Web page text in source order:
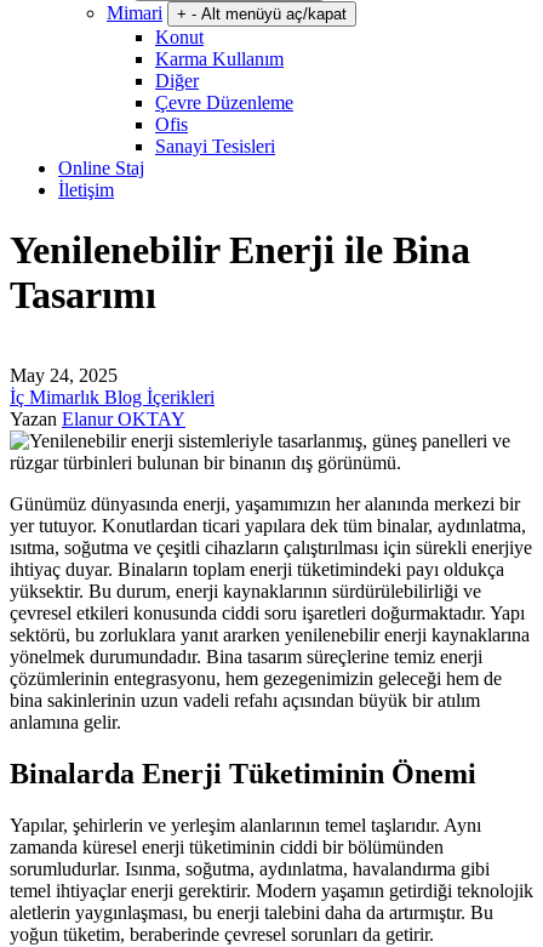
Mimari + - Alt menüyü aç/kapat
Konut
Karma Kullanım
Diğer
Çevre Düzenleme
Ofis
Sanayi Tesisleri
Online Staj
İletişim
Yenilenebilir Enerji ile Bina
Tasarımı
May 24, 2025
İç Mimarlık Blog İçerikleri
Yazan Elanur OKTAY
Günümüz dünyasında enerji, yaşamımızın her alanında merkezi bir
yer tutuyor. Konutlardan ticari yapılara dek tüm binalar, aydınlatma,
ısıtma, soğutma ve çeşitli cihazların çalıştırılması için sürekli enerjiye
ihtiyaç duyar. Binaların toplam enerji tüketimindeki payı oldukça
yüksektir. Bu durum, enerji kaynaklarının sürdürülebilirliği ve
çevresel etkileri konusunda ciddi soru işaretleri doğurmaktadır. Yapı
sektörü, bu zorluklara yanıt ararken yenilenebilir enerji kaynaklarına
yönelmek durumundadır. Bina tasarım süreçlerine temiz enerji
çözümlerinin entegrasyonu, hem gezegenimizin geleceği hem de
bina sakinlerinin uzun vadeli refahı açısından büyük bir atılım
anlamına gelir.
Binalarda Enerji Tüketiminin Önemi
Yapılar, şehirlerin ve yerleşim alanlarının temel taşlarıdır. Aynı
zamanda küresel enerji tüketiminin ciddi bir bölümünden
sorumludurlar. Isınma, soğutma, aydınlatma, havalandırma gibi
temel ihtiyaçlar enerji gerektirir. Modern yaşamın getirdiği teknolojik
aletlerin yaygınlaşması, bu enerji talebini daha da artırmıştır. Bu
yoğun tüketim, beraberinde çevresel sorunları da getirir.